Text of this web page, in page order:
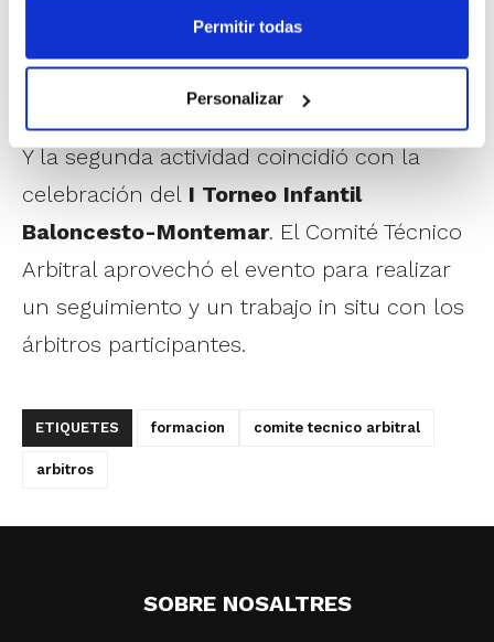
Permitir todas
Personalizar
Campeonatos de España de Clubes. La
actividad contó con la asistencia del
coordinador de Árbitros FEB
Y la segunda actividad coincidió con la
celebración del I Torneo Infantil
Baloncesto-Montemar. El Comité Técnico
Arbitral aprovechó el evento para realizar
un seguimiento y un trabajo in situ con los
árbitros participantes.
ETIQUETES formacion comite tecnico arbitral
arbitros
SOBRE NOSALTRES